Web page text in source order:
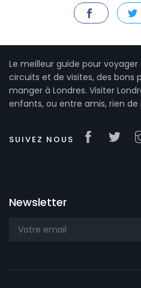
Le meilleur guide pour
circuits et de visites, des bons
manger à Londres. Visiter
enfants, ou entre amis, rien de
SUIVEZ NOUS
Newsletter